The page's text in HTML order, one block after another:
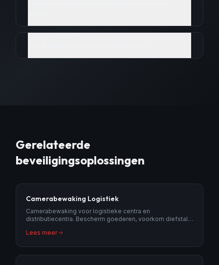
Gerelateerde
beveiligingsoplossingen
Camerabewaking Logistiek
Camerabewaking voor logistieke centra en
distributiecentra. Bescherm goederen, voorkom diefstal
Lees meer